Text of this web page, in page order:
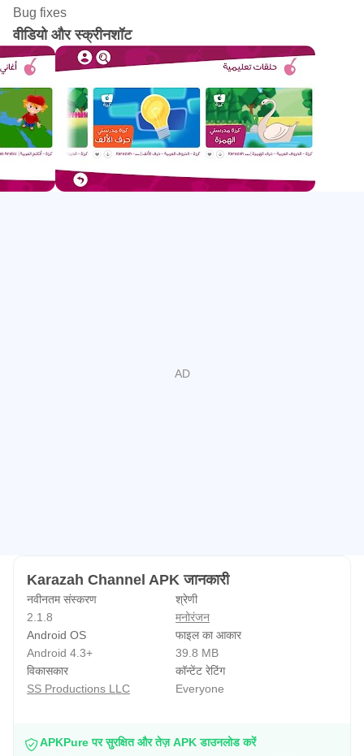
आज की दुनिया में, विशेष रूप से विकसित देशों में, बच्चों को YouTube के
लिए एक महान सौदा से अवगत कराया जाता है। यह हर माता-पिता के लिए
काफी चौंकाने वाला है कि बच्चे कितनी जल्दी अपने पसंदीदा कार्यक्रमों और
शक्तिशाली अपील का सबसे अधिक लाभ उठाता है, और इस तरह उन्हें अरबी
भाषा की आकर्षक झलक देता है।
दुनिया के 5 देशों (संयुक्त राज्य अमेरिका, फ्रांस, तुर्की, संयुक्त अरब अमीरात
और कतर) के मीडिया और बच्चों के शिक्षा विशेषज्ञों की एक टीम द्वारा
समर्थित, कराज़ा बच्चों के उन्मुख वीडियो चैनल क्षेत्र में एक नया निशान
हैं, इसलिए हम बच्चों को मज़ेदार और आकर्षक सामग्री प्रदान करने के महत्व
विभिन्न वैकल्पिक वीडियो सामग्री के साथ, जो ध्वनि अनुसंधान, बच्चों के
मनोविज्ञान और मीडिया उत्पादन में विशेषज्ञता पर आधारित है, हम बच्चों के
शिक्षा उद्योग में यथास्थिति को चुनौती देने के लिए दृढ़ हैं।
हमारी प्रतिबद्धता
मीडिया और शिक्षा क्षेत्र के विशेषज्ञों द्वारा तैयार कराज़ा की अभिनव सामग्री,
आपके बच्चों के लिए सबसे अच्छा प्रारंभिक सीखने का अनुभव सुनिश्चित
के संपर्क का अरबी भाषा की असामान्य सुंदरता के प्रति उनके विकास और
Bug fixes
वीडियो और स्क्रीनशॉट
Karazah Channel APK जानकारी
नवीनतम संस्करण
2.1.8
श्रेणी
मनोरंजन
Android OS
Android 4.3+
फाइल का आकार
39.8 MB
विकासकार
SS Productions LLC
कॉन्टेंट रेटिंग
Everyone
APKPure पर सुरक्षित और तेज़ APK डाउनलोड करें